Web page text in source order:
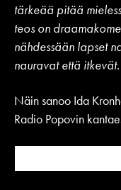
tärkeää pitää
teos on
nähdessään lapset
nauravat että itkevät.
Näin sanoo Ida
Radio Popovin